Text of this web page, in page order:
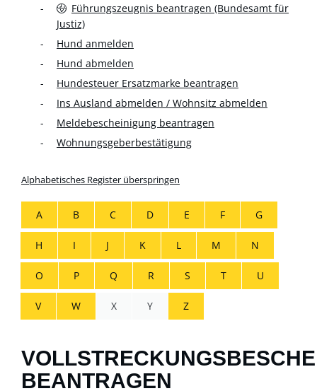
Führungszeugnis beantragen (Bundesamt für
Justiz)
Hund anmelden
Hund abmelden
Hundesteuer Ersatzmarke beantragen
Ins Ausland abmelden / Wohnsitz abmelden
Meldebescheinigung beantragen
Wohnungsgeberbestätigung
Alphabetisches Register überspringen
A B C D E F G
H I J K L M N
O P Q R S T U
V W X Y Z
BEANTRAGEN